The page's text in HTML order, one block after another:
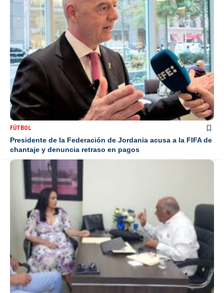
FÚTBOL
Presidente de la Federación de Jordania acusa a la FIFA de
chantaje y denuncia retraso en pagos